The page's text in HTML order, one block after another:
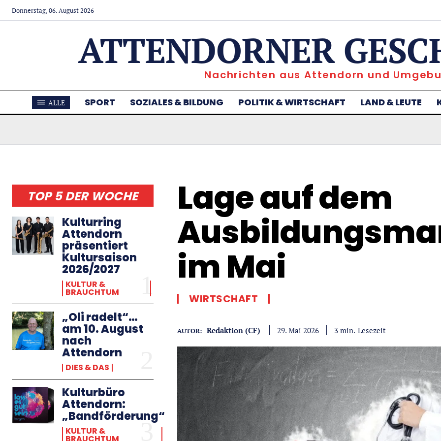
Donnerstag, 06. August 2026
ATTENDORNER
Nachrichten aus Attendorn und
ALLE SPORT SOZIALES & BILDUNG POLITIK & WIRTSCHAFT LAND & LEUTE
TOP 5 DER WOCHE
Kulturring
Attendorn
präsentiert
Kultursaison
2026/2027
KULTUR &
BRAUCHTUM
„Oli radelt“…
am 10. August
nach
Attendorn
DIES & DAS
Kulturbüro
Attendorn:
„Bandförderung“
KULTUR &
Lage auf dem
im Mai
WIRTSCHAFT
AUTOR: Redaktion (CF) 29. Mai 2026 3 min. Lesezeit